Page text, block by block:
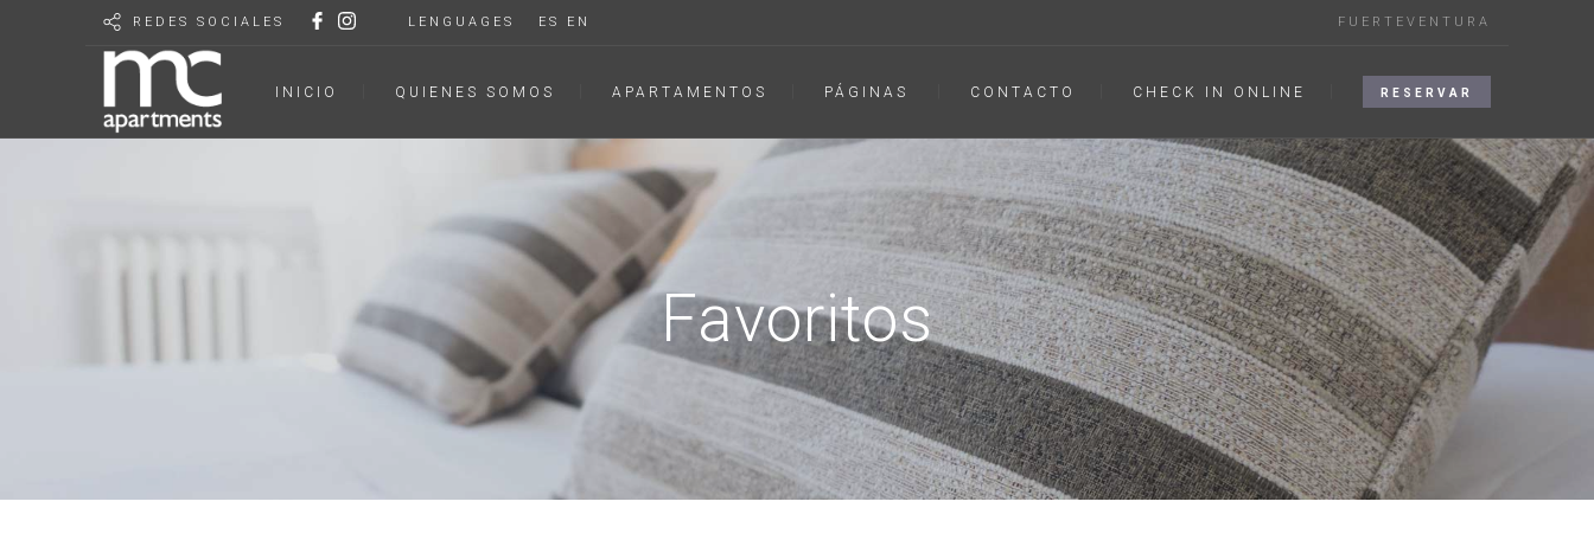
REDES SOCIALES LENGUAGES ES EN FUERTEVENTURA
INICIO QUIENES SOMOS APARTAMENTOS PÁGINAS CONTACTO CHECK IN ONLINE RESERVAR
Favoritos